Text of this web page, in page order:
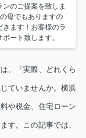
のご提案を致しま
母でもありますの
ます！お客様のラ
ート致します。
、「実際、どれくら
ていませんか。横浜
や税金、住宅ローン
す。この記事では、